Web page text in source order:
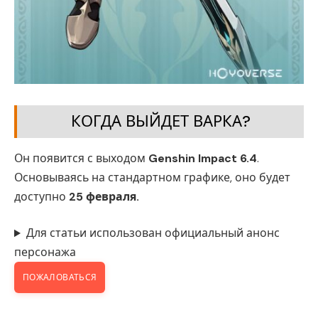
КОГДА ВЫЙДЕТ ВАРКА?
Он появится с выходом Genshin Impact 6.4.
Основываясь на стандартном графике, оно будет
доступно 25 февраля.
Для статьи использован официальный анонс
персонажа
ПОЖАЛОВАТЬСЯ